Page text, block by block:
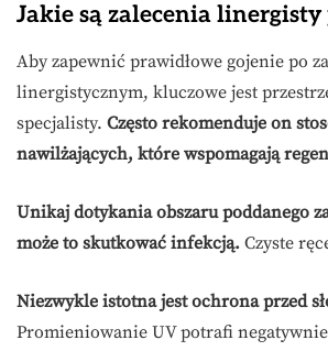
Jakie są zalecenia linergisty
Aby zapewnić prawidłowe gojenie po
linergistycznym, kluczowe jest
specjalisty. Często rekomenduje on
nawilżających, które wspomagają
Unikaj dotykania obszaru poddanego
może to skutkować infekcją. Czyste
Niezwykle istotna jest ochrona przed
Promieniowanie UV potrafi